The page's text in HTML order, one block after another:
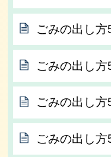
ごみの出し
ごみの出し
ごみの出し
ごみの出し方